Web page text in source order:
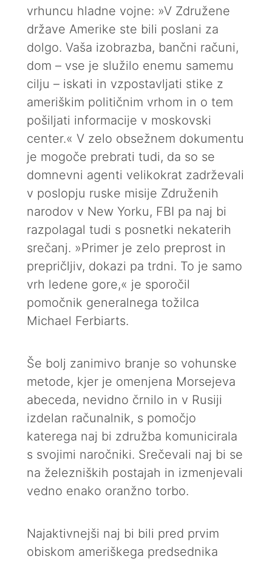
vrhuncu hladne vojne: »V Združene
države Amerike ste bili poslani za
dolgo. Vaša izobrazba, bančni računi,
dom – vse je služilo enemu samemu
cilju – iskati in vzpostavljati stike z
ameriškim političnim vrhom in o tem
pošiljati informacije v moskovski
center.« V zelo obsežnem dokumentu
je mogoče prebrati tudi, da so se
domnevni agenti velikokrat zadrževali
v poslopju ruske misije Združenih
narodov v New Yorku, FBI pa naj bi
razpolagal tudi s posnetki nekaterih
srečanj. »Primer je zelo preprost in
prepričljiv, dokazi pa trdni. To je samo
vrh ledene gore,« je sporočil
pomočnik generalnega tožilca
Michael Ferbiarts.
Še bolj zanimivo branje so vohunske
metode, kjer je omenjena Morsejeva
abeceda, nevidno črnilo in v Rusiji
izdelan računalnik, s pomočjo
katerega naj bi združba komunicirala
s svojimi naročniki. Srečevali naj bi se
na železniških postajah in izmenjevali
vedno enako oranžno torbo.
Najaktivnejši naj bi bili pred prvim
obiskom ameriškega predsednika